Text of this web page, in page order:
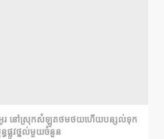
អូរ​ នៅ​ស្រុក​សំឡូត​ថមថយ​ហើយ​បន្សល់​ទុក​
ន្ធ​ផ្លូវថ្នល់​មួយ​ចំនួន